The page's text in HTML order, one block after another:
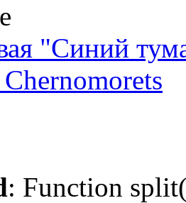
"Синий
: Function